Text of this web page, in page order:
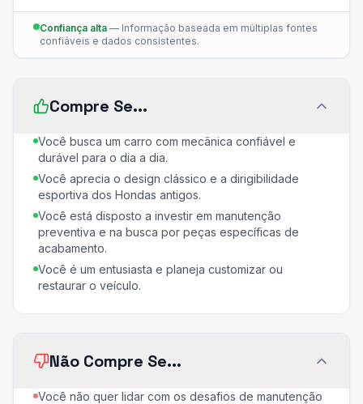
Confiança alta — Informação baseada em múltiplas fontes
confiáveis e dados consistentes.
Compre Se...
Você busca um carro com mecânica confiável e
durável para o dia a dia.
Você aprecia o design clássico e a dirigibilidade
esportiva dos Hondas antigos.
Você está disposto a investir em manutenção
preventiva e na busca por peças específicas de
acabamento.
Você é um entusiasta e planeja customizar ou
restaurar o veículo.
Não Compre Se...
Você não quer lidar com os desafios de manutenção